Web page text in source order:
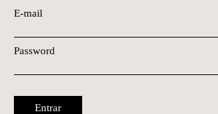
E-mail
Password
Entrar